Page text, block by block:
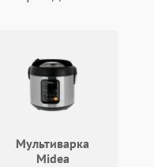
Подробнее →
Подробнее →
Подробнее →
Мультиварка
Midea